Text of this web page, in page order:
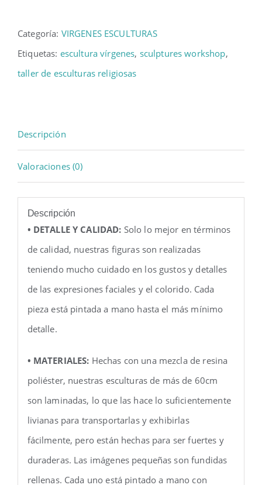
Categoría: VIRGENES ESCULTURAS
Etiquetas: escultura vírgenes, sculptures workshop,
taller de esculturas religiosas
Descripción
Valoraciones (0)
Descripción
• DETALLE Y CALIDAD: Solo lo mejor en términos
de calidad, nuestras figuras son realizadas
teniendo mucho cuidado en los gustos y detalles
de las expresiones faciales y el colorido. Cada
pieza está pintada a mano hasta el más mínimo
detalle.
• MATERIALES: Hechas con una mezcla de resina
poliéster, nuestras esculturas de más de 60cm
son laminadas, lo que las hace lo suficientemente
livianas para transportarlas y exhibirlas
fácilmente, pero están hechas para ser fuertes y
duraderas. Las imágenes pequeñas son fundidas
rellenas. Cada uno está pintado a mano con